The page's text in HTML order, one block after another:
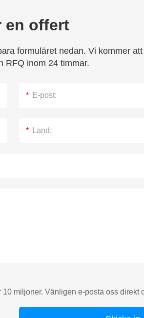
en offert
formuläret nedan. Vi kommer
RFQ inom 24 timmar.
miljoner. Vänligen e-posta oss direkt